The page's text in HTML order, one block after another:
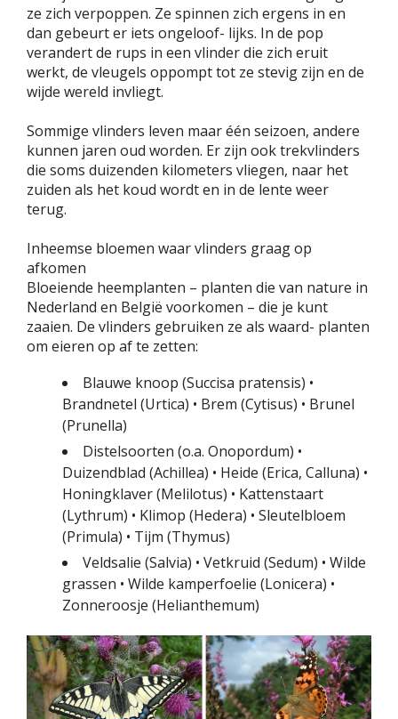
ze zich verpoppen. Ze spinnen zich ergens in en
dan gebeurt er iets ongeloof- lijks. In de pop
verandert de rups in een vlinder die zich eruit
werkt, de vleugels oppompt tot ze stevig zijn en de
wijde wereld invliegt.
Sommige vlinders leven maar één seizoen, andere
kunnen jaren oud worden. Er zijn ook trekvlinders
die soms duizenden kilometers vliegen, naar het
zuiden als het koud wordt en in de lente weer
terug.
Inheemse bloemen waar vlinders graag op
afkomen
Bloeiende heemplanten – planten die van nature in
Nederland en België voorkomen – die je kunt
zaaien. De vlinders gebruiken ze als waard- planten
om eieren op af te zetten:
Blauwe knoop (Succisa pratensis) •
Brandnetel (Urtica) • Brem (Cytisus) • Brunel
(Prunella)
Distelsoorten (o.a. Onopordum) •
Duizendblad (Achillea) • Heide (Erica, Calluna) •
Honingklaver (Melilotus) • Kattenstaart
(Lythrum) • Klimop (Hedera) • Sleutelbloem
(Primula) • Tijm (Thymus)
Veldsalie (Salvia) • Vetkruid (Sedum) • Wilde
grassen • Wilde kamperfoelie (Lonicera) •
Zonneroosje (Helianthemum)